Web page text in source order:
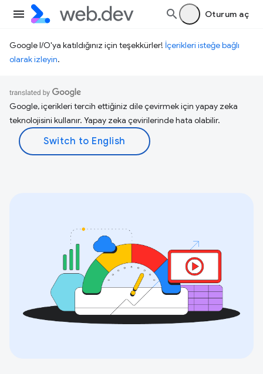
Oturum aç
Google I/O'ya katıldığınız için teşekkürler! İçerikleri isteğe bağlı
olarak izleyin.
Google, içerikleri tercih ettiğiniz dile çevirmek için yapay zeka
teknolojisini kullanır. Yapay zeka çevirilerinde hata olabilir.